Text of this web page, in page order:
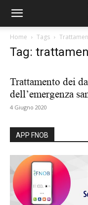
Home Tags
Tag:
Trattamento dei
dell’emergenza
4 Giugno 2020
APP FNOB